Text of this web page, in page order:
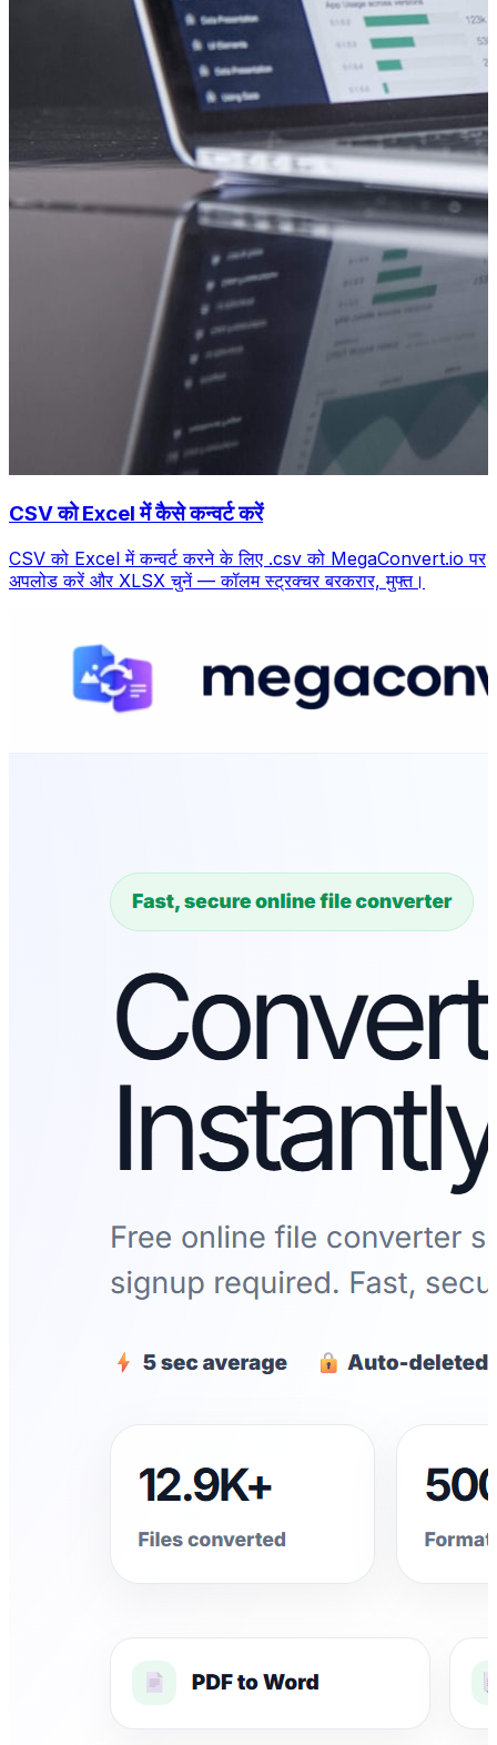
CSV को Excel में कैसे कन्वर्ट करें
CSV को Excel में कन्वर्ट करने के लिए .csv को MegaConvert.io पर
अपलोड करें और XLSX चुनें — कॉलम स्ट्रक्चर बरकरार, मुफ्त।